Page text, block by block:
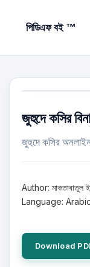
পিডিএফ বই ™
জুহুদে কসির
জুহুদে কসির
Author:
Language:
Download